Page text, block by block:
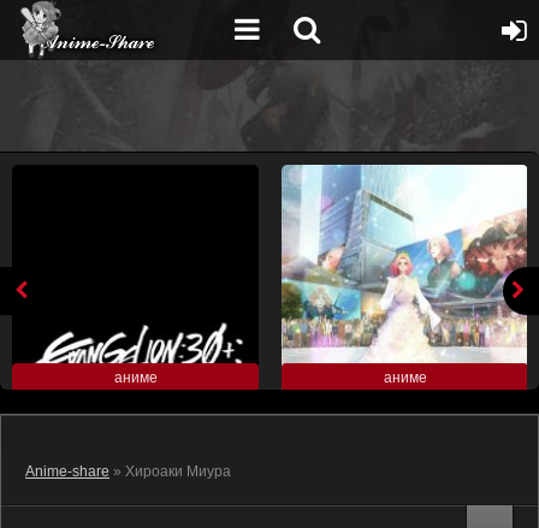
аниме аниме
Anime-share » Хироаки Миура